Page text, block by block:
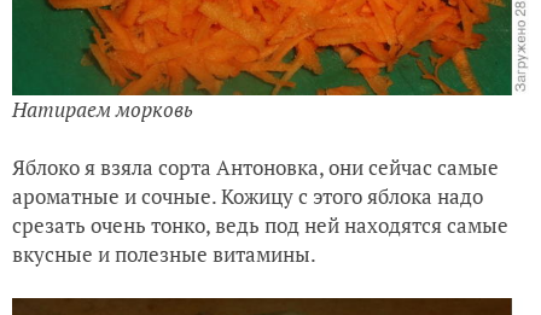
Натираем морковь
Яблоко я взяла сорта Антоновка, они сейчас самые
ароматные и сочные. Кожицу с этого яблока надо
срезать очень тонко, ведь под ней находятся самые
вкусные и полезные витамины.